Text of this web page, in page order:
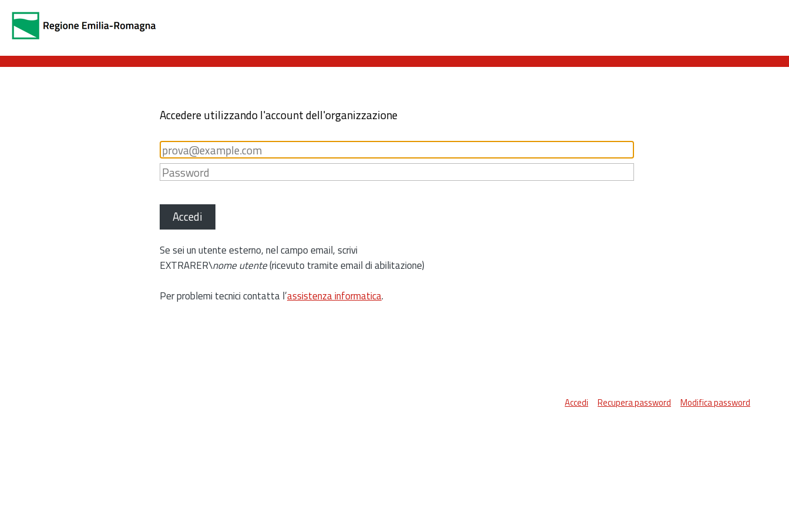
Accedere utilizzando l'account dell'organizzazione
Accedi
Se sei un utente esterno, nel campo email, scrivi
EXTRARER\nome utente(ricevuto tramite email di abilitazione)
Per problemi tecnici contatta l’assistenza informatica.
Accedi Recupera password Modifica password